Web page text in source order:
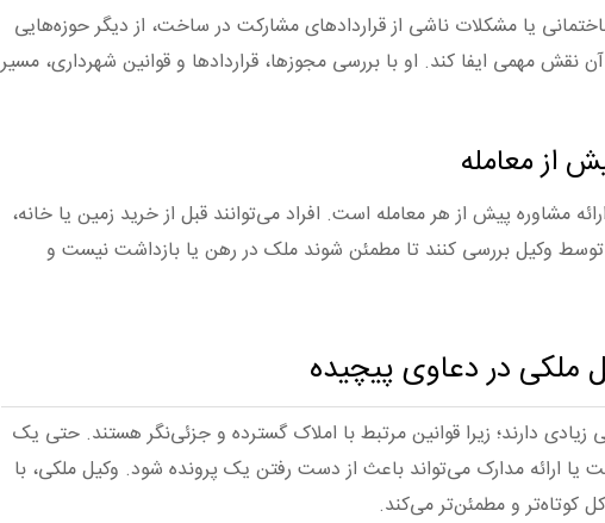
یا مشکلات ناشی از قراردادهای مشارکت در ساخت، از دیگر حوزه‌هایی
نقش مهمی ایفا کند. او با بررسی مجوزها، قراردادها و قوانین شهرداری، مسیر
مشاوره پیش از هر معامله است. افراد می‌توانند قبل از خرید زمین یا خانه،
وکیل بررسی کنند تا مطمئن شوند ملک در رهن یا بازداشت نیست و
ملکی در دعاوی پیچیده
زیادی دارند؛ زیرا قوانین مرتبط با املاک گسترده و جزئی‌نگر هستند. حتی یک
یا ارائه مدارک می‌تواند باعث از دست رفتن یک پرونده شود. وکیل ملکی، با
کوتاه‌تر و مطمئن‌تر می‌کند.